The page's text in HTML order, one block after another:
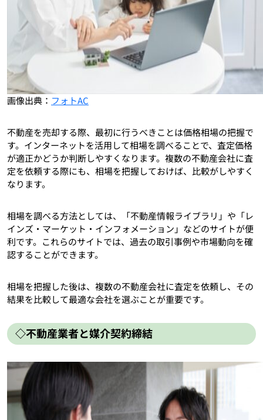
画像出典： フォトAC
不動産を売却する際、最初に行うべきことは価格相場の把握で
す。インターネットを活用して相場を調べることで、査定価格
が適正かどうか判断しやすくなります。複数の不動産会社に査
定を依頼する際にも、相場を把握しておけば、比較がしやすく
なります。
相場を調べる方法としては、「不動産情報ライブラリ」や「レ
インズ・マーケット・インフォメーション」などのサイトが便
利です。これらのサイトでは、過去の取引事例や市場動向を確
認することができます。
相場を把握した後は、複数の不動産会社に査定を依頼し、その
結果を比較して最適な会社を選ぶことが重要です。
◇不動産業者と媒介契約締結